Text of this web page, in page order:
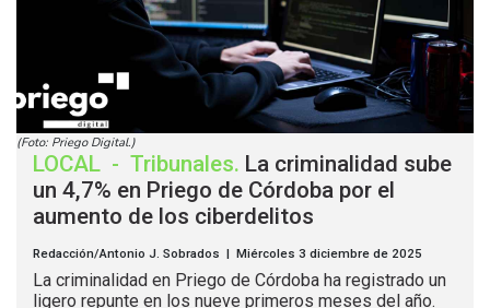
(Foto: Priego Digital.)
LOCAL - Tribunales. La criminalidad sube
un 4,7% en Priego de Córdoba por el
aumento de los ciberdelitos
Redacción/Antonio J. Sobrados | Miércoles 3 diciembre de 2025
La criminalidad en Priego de Córdoba ha registrado un
ligero repunte en los nueve primeros meses del año.